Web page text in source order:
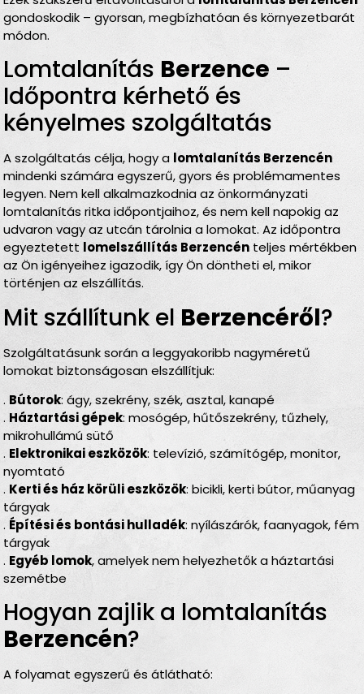
gondoskodik – gyorsan, megbízhatóan és környezetbarát
módon.
Lomtalanítás Berzence –
Időpontra kérhető és
kényelmes szolgáltatás
A szolgáltatás célja, hogy a lomtalanítás Berzencén
mindenki számára egyszerű, gyors és problémamentes
legyen. Nem kell alkalmazkodnia az önkormányzati
lomtalanítás ritka időpontjaihoz, és nem kell napokig az
udvaron vagy az utcán tárolnia a lomokat. Az időpontra
egyeztetett lomelszállítás Berzencén teljes mértékben
az Ön igényeihez igazodik, így Ön döntheti el, mikor
történjen az elszállítás.
Mit szállítunk el Berzencéről?
Szolgáltatásunk során a leggyakoribb nagyméretű
lomokat biztonságosan elszállítjuk:
. Bútorok: ágy, szekrény, szék, asztal, kanapé
. Háztartási gépek: mosógép, hűtőszekrény, tűzhely,
mikrohullámú sütő
. Elektronikai eszközök: televízió, számítógép, monitor,
nyomtató
. Kerti és ház körüli eszközök: bicikli, kerti bútor, műanyag
tárgyak
. Építési és bontási hulladék: nyílászárók, faanyagok, fém
tárgyak
. Egyéb lomok, amelyek nem helyezhetők a háztartási
szemétbe
Hogyan zajlik a lomtalanítás
Berzencén?
A folyamat egyszerű és átlátható: